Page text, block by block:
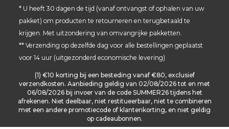
ITALIA
DEUTSCHLAND
SCHWEIZ
* U heeft 30 dagen de tijd (vanaf ontvangst of ophalen van uw
pakket) om producten te retourneren en terugbetaald te
krijgen. Met uitzondering van omvangrijke pakketten.
** Verzending op dezelfde dag voor alle bestellingen geplaatst
voor 14 uur (uitgezonderd economische levering)
(1) €10 korting bij een besteding vanaf €80, exclusief
verzendkosten. Aanbieding geldig van 02/08/2026 tot en met
06/08/2026 bij invoer van de code SUMMER26 tijdens het
afrekenen. Niet deelbaar, niet restitueerbaar, niet te combineren
met een andere promotiecode of klantenkorting, en niet geldig
op cadeaubonnen.